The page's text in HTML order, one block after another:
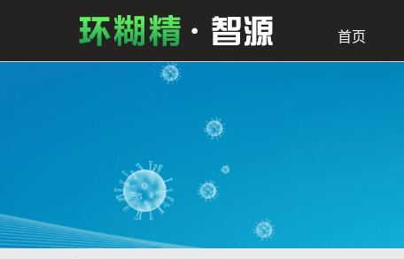
首页